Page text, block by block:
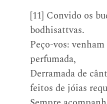
[11] Convido os
bodhisattvas.
Peço-vos:
perfumada,
Derramada de
feitos de jóias